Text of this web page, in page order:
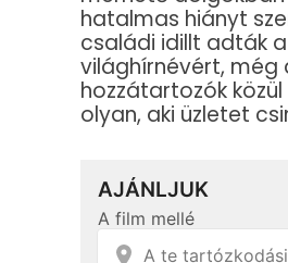
hatalmas hiányt
családi idillt adták a
világhírnévért, még
hozzátartozók
olyan, aki üzletet